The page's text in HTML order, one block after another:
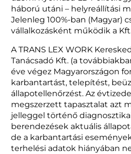
háború utáni – helyreállítási
Jelenleg 100%-ban (Magyar)
vállalkozásként működik a
A TRANS LEX WORK
Tanácsadó Kft. (a
éve végez Magyarországon
karbantartást, telepítést,
állapotellenőrzést. Az
megszerzett tapasztalat azt
jelleggel történő
berendezések aktuális
de a karbantartási
terhelési adatok hiányában